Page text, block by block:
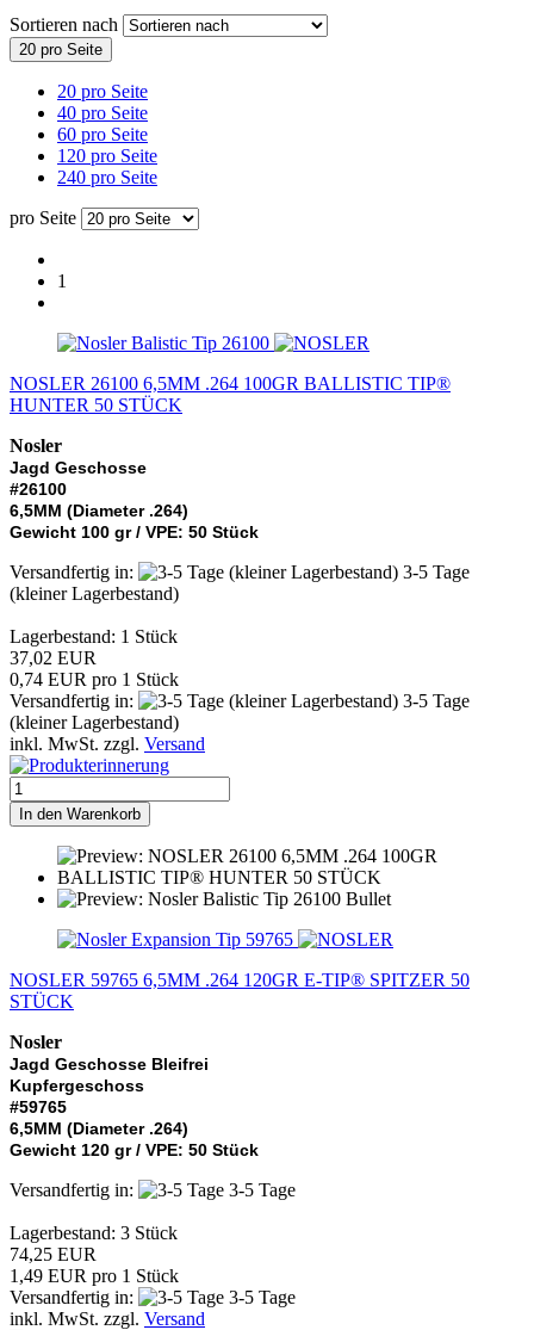
Sortieren nach
20 pro Seite
20 pro Seite
40 pro Seite
60 pro Seite
120 pro Seite
240 pro Seite
pro Seite
1
NOSLER 26100 6,5MM .264 100GR BALLISTIC TIP®
HUNTER 50 STÜCK
Nosler
Jagd Geschosse
#26100
6,5MM (Diameter .264)
Gewicht 100 gr / VPE: 50 Stück
Versandfertig in:
3-5 Tage
(kleiner Lagerbestand)
Lagerbestand: 1 Stück
37,02 EUR
0,74 EUR pro 1 Stück
Versandfertig in:
3-5 Tage
(kleiner Lagerbestand)
inkl. MwSt. zzgl. Versand
In den Warenkorb
NOSLER 59765 6,5MM .264 120GR E-TIP® SPITZER 50
STÜCK
Nosler
Jagd Geschosse Bleifrei
Kupfergeschoss
#59765
6,5MM (Diameter .264)
Gewicht 120 gr / VPE: 50 Stück
Versandfertig in: 3-5 Tage
Lagerbestand: 3 Stück
74,25 EUR
1,49 EUR pro 1 Stück
Versandfertig in:
3-5 Tage
inkl. MwSt. zzgl. Versand